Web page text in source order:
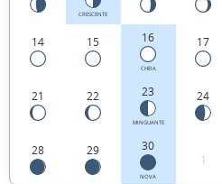
CRESCENTE
14 15 16
CHEIA
17
21 22 23
MINGUANTE
24
28 29 30
NOVA
1